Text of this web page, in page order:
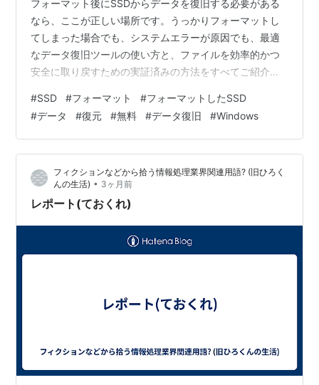
フォーマット後にSSDからデータを復旧する必要がある
なら、ここが正しい場所です。うっかりフォーマットし
てしまった場合でも、システムエラーが原因でも、最適
なデータ復旧ツールの使い方と、ファイルを効率的かつ
安全に取り戻すための実証済みの方法をすべてご紹介し
でもデータを復元できるか？ うっかりドライブをフォー
マットしてしまいました。復元するにはどうすればいい
ですか？USBドライブをフォーマットしようとして、誤
ってセカンダリハードドライブをフォーマットしてしま
いました。ドライブのバックアップがあったと思ってい
たのですが、実際にはありませんでした…
#SSD #フォーマット #フォーマットしたSSD
#データ #復元 #無料 #データ復旧 #Windows
フィクションなどから拾う情報処理業界関連用語? (旧ひろく
んの生活) • 3ヶ月前
レポート(ておくれ)